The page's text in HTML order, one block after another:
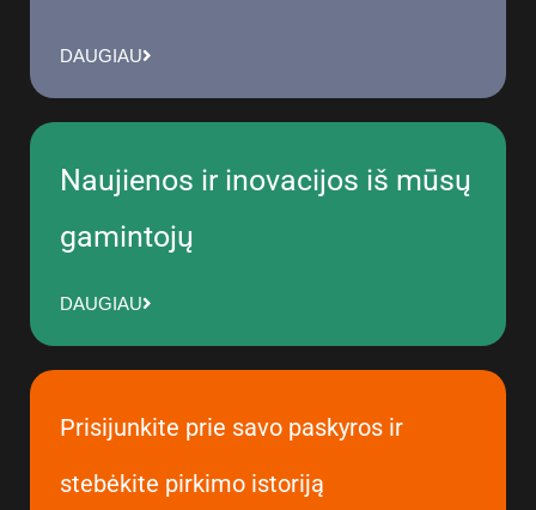
DAUGIAU
Naujienos ir inovacijos iš mūsų
gamintojų
DAUGIAU
Prisijunkite prie savo paskyros ir
stebėkite pirkimo istoriją